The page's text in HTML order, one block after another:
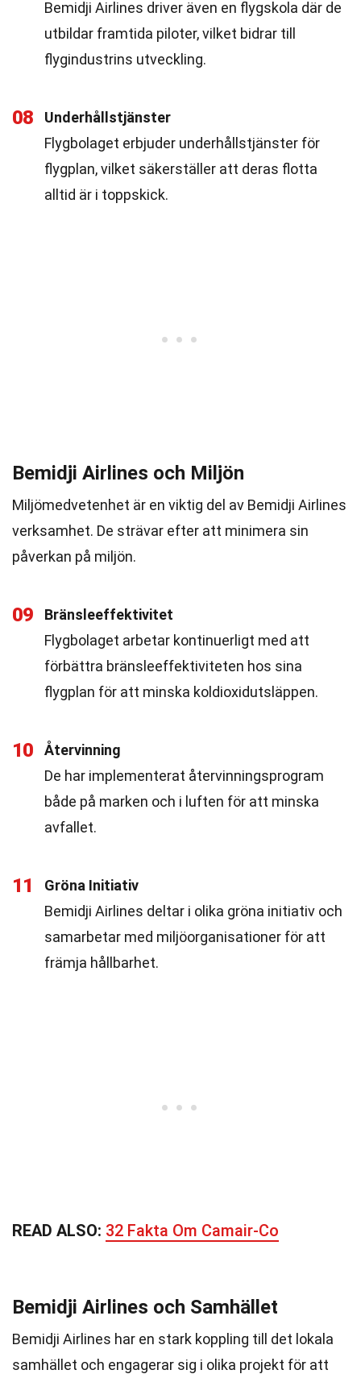
Bemidji Airlines driver även en flygskola där de
utbildar framtida piloter, vilket bidrar till
flygindustrins utveckling.
08
Underhållstjänster
Flygbolaget erbjuder underhållstjänster för
flygplan, vilket säkerställer att deras flotta
alltid är i toppskick.
Bemidji Airlines och Miljön
Miljömedvetenhet är en viktig del av Bemidji Airlines
verksamhet. De strävar efter att minimera sin
påverkan på miljön.
09
Bränsleeffektivitet
Flygbolaget arbetar kontinuerligt med att
förbättra bränsleeffektiviteten hos sina
flygplan för att minska koldioxidutsläppen.
10
Återvinning
De har implementerat återvinningsprogram
både på marken och i luften för att minska
avfallet.
11
Gröna Initiativ
Bemidji Airlines deltar i olika gröna initiativ och
samarbetar med miljöorganisationer för att
främja hållbarhet.
READ ALSO: 32 Fakta Om Camair-Co
Bemidji Airlines och Samhället
Bemidji Airlines har en stark koppling till det lokala
samhället och engagerar sig i olika projekt för att